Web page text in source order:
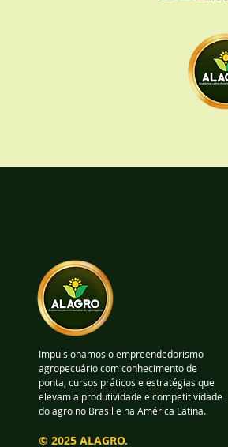
Impulsionamos o empreendedorismo
agropecuário com conhecimento de
ponta, cursos práticos e estratégias que
elevam a produtividade e competitividade
do agro no Brasil e na América Latina.
© 2025 ALAGRO.